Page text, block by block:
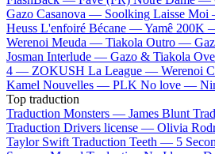
Gazo Casanova — Soolking Laisse
Heuss L'enfoiré Bécane —Yamê 200K
Werenoi Meuda — Tiakola Outro —
Josman Interlude — Gazo & Tiakola
4 — ZOKUSH La League — Werenoi
Kamel Nouvelles — PLK No love —
Top traduction
Traduction Monsters — James Blunt
Traduction Drivers license — Olivia
Taylor Swift Traduction Teeth — 5